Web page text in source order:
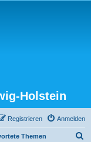
Holstein
Anmelden
Registrieren
Themen